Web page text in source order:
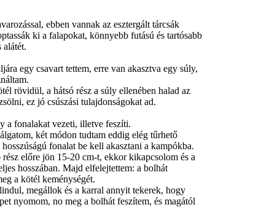
ebben vannak az esztergált tárcsák
ki a falapokat, könnyebb futású és tartósabb
alátét.
egy csavart tettem, erre van akasztva egy súly,
rövidül, a hátsó rész a súly ellenében halad az
ez jó csúszási tulajdonságokat ad.
a fonalakat vezeti, illetve feszíti.
két módon tudtam eddig elég tűrhető
fonalat be kell akasztani a kampókba.
előre jön 15-20 cm-t, ekkor kikapcsolom és a
hosszában. Majd elfelejtettem: a bolhát
a kötél keménységét.
megállok és a karral annyit tekerek, hogy
nyomom, no meg a bolhát feszítem, és magától